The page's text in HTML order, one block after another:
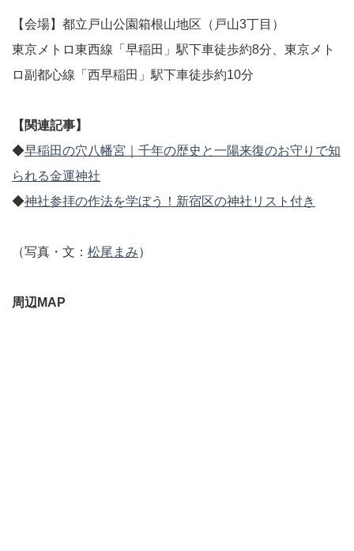
【会場】都立戸山公園箱根山地区（戸山3丁目）
東京メトロ東西線「早稲田」駅下車徒歩約8分、東京メト
ロ副都心線「西早稲田」駅下車徒歩約10分
【関連記事】
◆早稲田の穴八幡宮｜千年の歴史と一陽来復のお守りで知
られる金運神社
◆神社参拝の作法を学ぼう！新宿区の神社リスト付き
（写真・文： 松尾まみ）
周辺MAP